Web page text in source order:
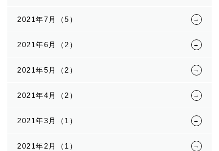
2021年7月（5）
2021年6月（2）
2021年5月（2）
2021年4月（2）
2021年3月（1）
2021年2月（1）